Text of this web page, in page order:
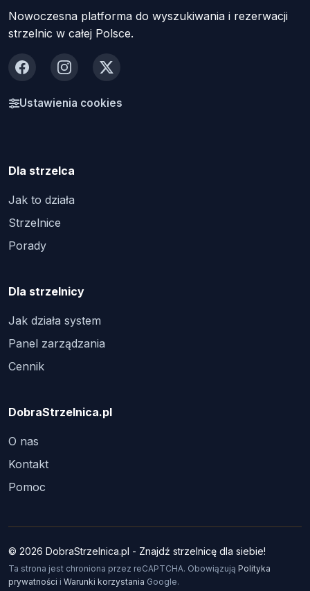
Nowoczesna platforma do wyszukiwania i rezerwacji
strzelnic w całej Polsce.
FacebookInstagram
X
Ustawienia cookies
Dla strzelca
Jak to działa
Strzelnice
Porady
Dla strzelnicy
Jak działa system
Panel zarządzania
Cennik
DobraStrzelnica.pl
O nas
Kontakt
Pomoc
© 2026 DobraStrzelnica.pl - Znajdź strzelnicę dla siebie!
Ta strona jest chroniona przez reCAPTCHA. Obowiązują Polityka
prywatności i Warunki korzystania Google.